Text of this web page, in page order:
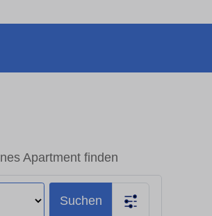
Apartment finden
Suchen